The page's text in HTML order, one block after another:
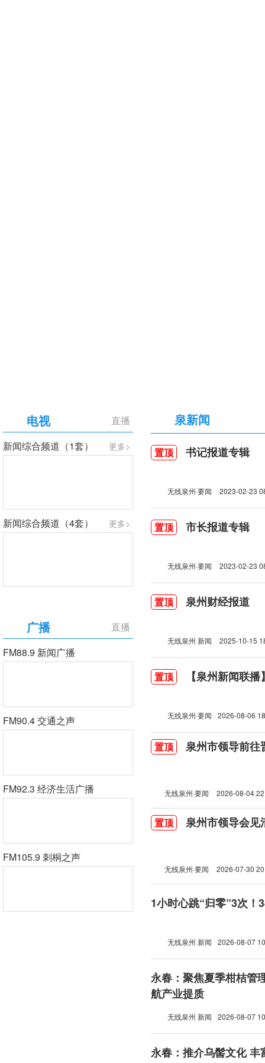
直播
电视
更多>
新闻综合频道（1套）
更多>
新闻综合频道（4套）
直播
广播
FM88.9 新闻广播
FM90.4 交通之声
FM92.3 经济生活广播
FM105.9 刺桐之声
泉新闻
置顶 书记报道专辑
无线泉州·要闻 2023-02-23
置顶 市长报道专辑
无线泉州·要闻 2023-02-23
置顶 泉州财经报道
无线泉州 新闻 2025-10-15
置顶 【泉州新闻联
无线泉州·要闻 2026-08-06
置顶 泉州市领导前往
无线泉州·要闻 2026-08-04
置顶 泉州市领导会见
无线泉州·要闻 2026-07-30
1小时心跳“归零”3次！
无线泉州 新闻 2026-08-07
永春：聚焦夏季柑桔管
航产业提质
无线泉州 新闻 2026-08-07
永春：推介乌髻文化 丰